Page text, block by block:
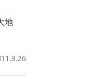
地